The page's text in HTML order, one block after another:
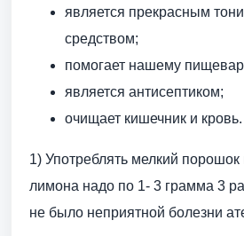
является прекрасным
средством;
помогает нашему
является антисептиком;
очищает кишечник и кровь.
1) Употреблять мелкий порошок
лимона надо по 1- 3 грамма 3
не было неприятной болезни